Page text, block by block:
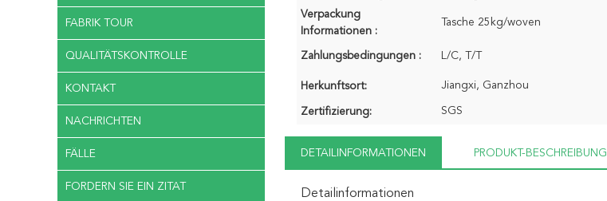
FABRIK TOUR
QUALITÄTSKONTROLLE
KONTAKT
NACHRICHTEN
FÄLLE
FORDERN SIE EIN ZITAT
Verpackung
Informationen :
Tasche 25kg/woven
Zahlungsbedingungen : L/C, T/T
Herkunftsort: Jiangxi, Ganzhou
Zertifizierung: SGS
DETAILINFORMATIONEN PRODUKT-BESCHREIBUNG
Detailinformationen